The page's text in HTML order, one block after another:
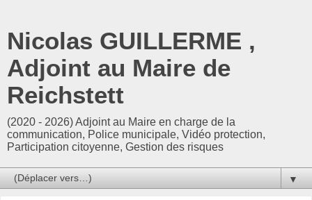
Nicolas GUILLERME ,
Adjoint au Maire de
Reichstett
(2020 - 2026) Adjoint au Maire en charge de la
communication, Police municipale, Vidéo protection,
Participation citoyenne, Gestion des risques
▼